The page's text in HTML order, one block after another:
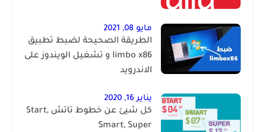
مايو 08, 2021
الطريقة الصحيحة لضبط تطبيق
limbo x86 و تشغيل الويندوز على
الاندرويد
يناير 16, 2020
كل شيئ عن خطوط تاتش Start,
Smart, Super